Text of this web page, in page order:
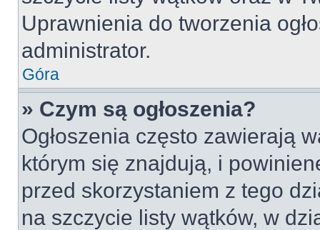
Uprawnienia do tworzenia
administrator.
Góra
» Czym są ogłoszenia?
Ogłoszenia często zawierają
którym się znajdują, i
przed skorzystaniem z tego
na szczycie listy wątków, w